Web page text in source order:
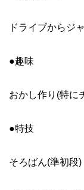
ドライブからジ
●趣味
おかし作り(特に
●特技
そろばん(準初段)